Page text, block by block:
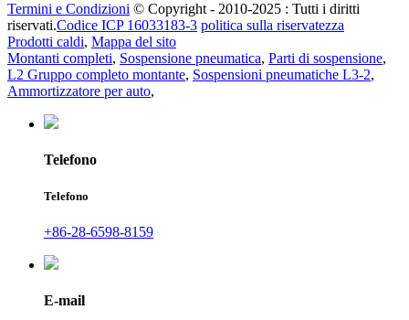
Termini e Condizioni © Copyright - 2010-2025 : Tutti i diritti
riservati.Codice ICP 16033183-3 politica sulla riservatezza
Prodotti caldi, Mappa del sito
Montanti completi, Sospensione pneumatica, Parti di sospensione,
L2 Gruppo completo montante, Sospensioni pneumatiche L3-2,
Ammortizzatore per auto,
Telefono
Telefono
+86-28-6598-8159
E-mail